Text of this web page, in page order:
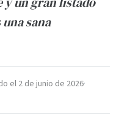
sana
el 2 de junio de 2026·